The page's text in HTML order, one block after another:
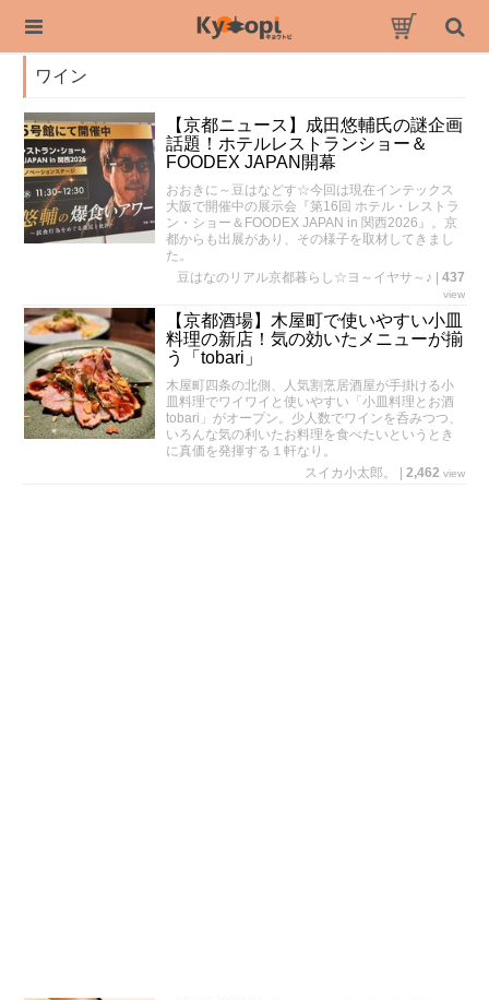
ワイン
【京都ニュース】成田悠輔氏の謎企画
話題！ホテルレストランショー＆
FOODEX JAPAN開幕
おおきに～豆はなどす☆今回は現在インテックス
大阪で開催中の展示会『第16回 ホテル・レストラ
ン・ショー＆FOODEX JAPAN in 関西2026』。京
都からも出展があり、その様子を取材してきまし
た。
豆はなのリアル京都暮らし☆ヨ～イヤサ～♪
437
view
【京都酒場】木屋町で使いやすい小皿
料理の新店！気の効いたメニューが揃
う「tobari」
木屋町四条の北側、人気割烹居酒屋が手掛ける小
皿料理でワイワイと使いやすい「小皿料理とお酒
tobari」がオープン。少人数でワインを呑みつつ、
いろんな気の利いたお料理を食べたいというとき
に真価を発揮する１軒なり。
スイカ小太郎。
2,462 view